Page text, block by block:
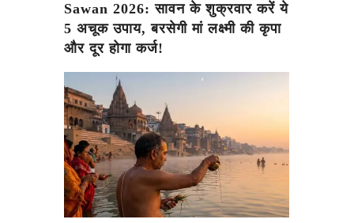
Sawan 2026: सावन के शुक्रवार करें ये
5 अचूक उपाय, बरसेगी मां लक्ष्मी की कृपा
और दूर होगा कर्ज!